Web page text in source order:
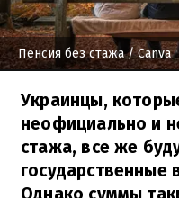
Пенсия без стажа/ Canva
Украинцы,
неофициально и
стажа, все же
государственные
Однако суммы